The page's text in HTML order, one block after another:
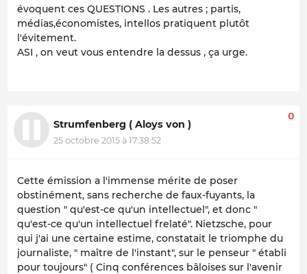
évoquent ces QUESTIONS . Les autres ; partis,
médias,économistes, intellos pratiquent plutôt
l'évitement.
ASI , on veut vous entendre la dessus , ça urge.
Strumfenberg ( Aloys von )
25 octobre 2015 à 17:38:52
0
Cette émission a l'immense mérite de poser
obstinément, sans recherche de faux-fuyants, la
question " qu'est-ce qu'un intellectuel", et donc "
qu'est-ce qu'un intellectuel frelaté". Nietzsche, pour
qui j'ai une certaine estime, constatait le triomphe du
journaliste, " maître de l'instant", sur le penseur " établi
pour toujours" ( Cinq conférences bâloises sur l'avenir